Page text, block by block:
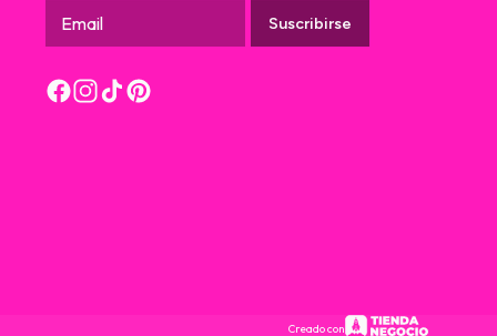
Suscribirse
Creado con